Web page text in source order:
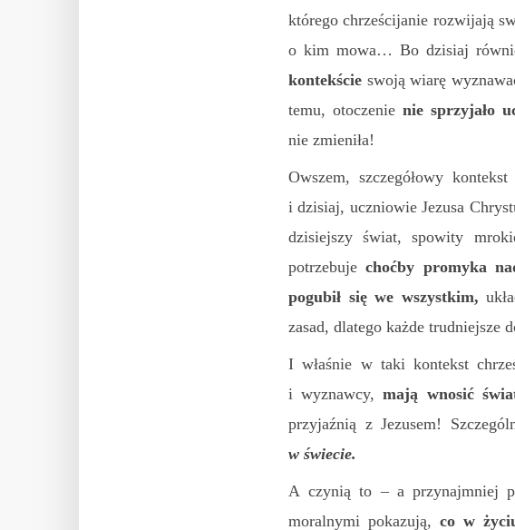
którego chrześcijanie rozwijają
o kim mowa… Bo dzisiaj
kontekście swoją wiarę
temu, otoczenienie sprzyjało
nie zmieniła!
Owszem, szczegółowy
i dzisiaj, uczniowie Jezusa
dzisiejszy świat, spowity
potrzebujechoćby promyka
pogubił się we wszystkim,
zasad, dlatego każde trudniejsze
I właśnie w taki kontekst
i wyznawcy,mają wnosić
przyjaźnią z Jezusem!
w świecie.
A czynią to – a przynajmniej
moralnymi pokazują,co w